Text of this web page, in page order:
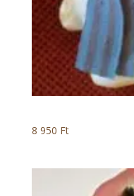
8 950 Ft